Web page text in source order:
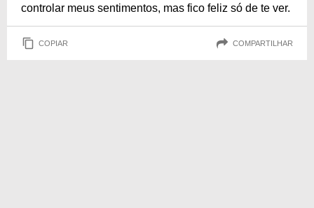
controlar meus sentimentos, mas fico feliz só de te ver.
COPIAR COMPARTILHAR